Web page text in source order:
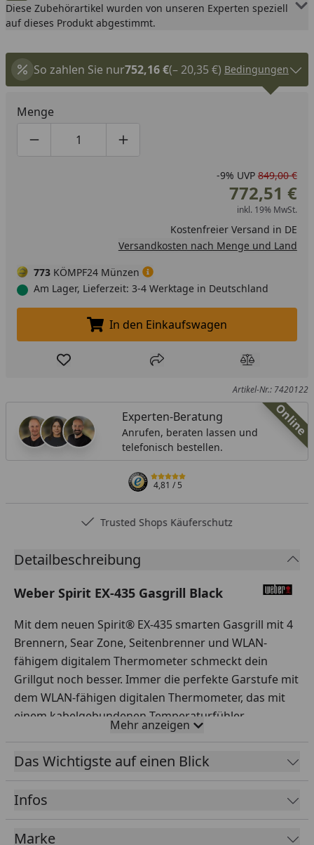
Diese Zubehörartikel wurden von unseren Experten speziell
auf dieses Produkt abgestimmt.
So zahlen Sie nur752,16 €(– 20,35 €) Bedingungen
Menge
Produktmenge um eins verringern
Produktmenge manuell eingeben
Produktmenge um eins erhöhen
-9% UVP 849,00 €
772,51 €
inkl. 19% MwSt.
Kostenfreier Versand in DE
Versandkosten nach Menge und Land
773 KÖMPF24 Münzen
Am Lager, Lieferzeit: 3-4 Werktage in Deutschland
In den Einkaufswagen legen
In den Einkaufswagen
Produkt zur Wunschliste hinzufügen
Teilen Produkt
Artikel-Nr.: 7420122
Online
Experten-Beratung
Anrufen, beraten lassen und
telefonisch bestellen.
4,81/ 5
Trusted Shops Käuferschutz
Detailbeschreibung
Weber Spirit EX-435 Gasgrill Black
Mit dem neuen Spirit® EX-435 smarten Gasgrill mit 4
Brennern, Sear Zone, Seitenbrenner und WLAN-
fähigem digitalem Thermometer schmeckt dein
Grillgut noch besser. Immer die perfekte Garstufe mit
dem WLAN-fähigen digitalen Thermometer, das mit
einem kabelgebundenen Temperaturfühler
erbinde ihn mit der Weber Connect® App zur
Überwachung aus der Ferne und erhalte
der Grill vorgeheizt ist und dein Grillgut gewendet
Mehr anzeigen
Das Wichtigste auf einen Blick
Infos
Marke